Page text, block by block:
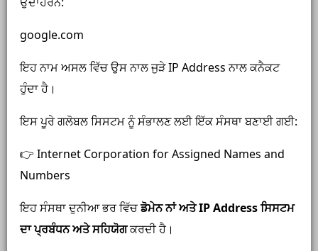
google.com
ਇਹ ਨਾਮ ਅਸਲ ਵਿੱਚ ਉਸ ਨਾਲ ਜੁੜੇ IP Address ਨਾਲ ਕਨੈਕਟ
ਹੁੰਦਾ ਹੈ।
ਇਸ ਪੂਰੇ ਗਲੋਬਲ ਸਿਸਟਮ ਨੂੰ ਸੰਭਾਲਣ ਲਈ ਇੱਕ ਸੰਸਥਾ ਬਣਾਈ ਗਈ:
👉 Internet Corporation for Assigned Names and
Numbers
ਇਹ ਸੰਸਥਾ ਦੁਨੀਆ ਭਰ ਵਿੱਚਡੋਮੇਨ ਨਾਂ ਅਤੇ IP Address ਸਿਸਟਮ
ਦਾ ਪ੍ਰਬੰਧਨ ਅਤੇ ਸਹਿਯੋਗਕਰਦੀ ਹੈ।